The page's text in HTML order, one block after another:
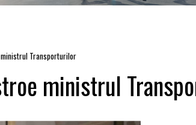
Transporturilor
ministrul